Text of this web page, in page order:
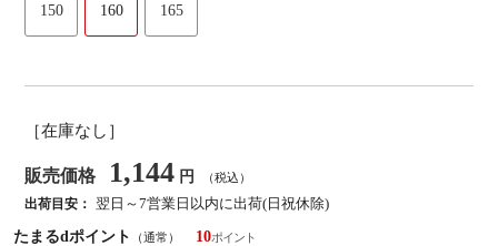
150 160 165
［在庫なし］
販売価格 1,144 円 （税込）
出荷目安： 翌日～7営業日以内に出荷(日祝休除)
たまるdポイント
（通常）
10